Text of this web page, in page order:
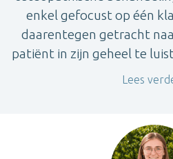
enkel gefocust op één
daarentegen getracht
patiënt in zijn geheel te
Lees